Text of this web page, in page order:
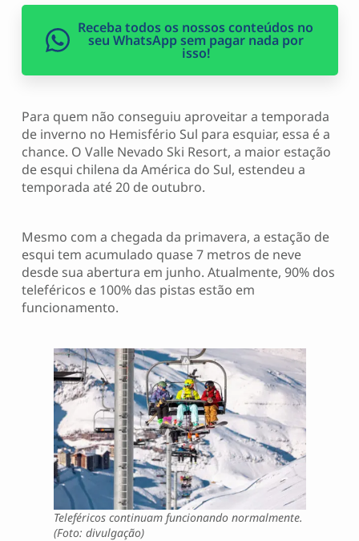
Receba todos os nossos conteúdos no
seu WhatsApp sem pagar nada por
isso!
Para quem não conseguiu aproveitar a temporada
de inverno no Hemisfério Sul para esquiar, essa é a
chance. O Valle Nevado Ski Resort, a maior estação
de esqui chilena da América do Sul, estendeu a
temporada até 20 de outubro.
Mesmo com a chegada da primavera, a estação de
esqui tem acumulado quase 7 metros de neve
desde sua abertura em junho. Atualmente, 90% dos
teleféricos e 100% das pistas estão em
funcionamento.
Teleféricos continuam funcionando normalmente.
(Foto: divulgação)